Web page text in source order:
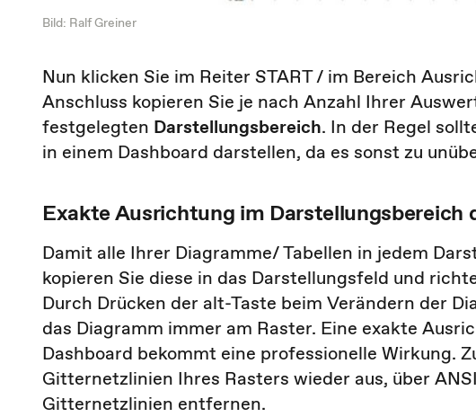
Bild: Ralf Greiner
Nun klicken Sie im Reiter START / im Bereich
Anschluss kopieren Sie je nach Anzahl Ihrer
festgelegten Darstellungsbereich. In der Regel
in einem Dashboard darstellen, da es sonst zu
Exakte Ausrichtung im Darstellungsbereich
Damit alle Ihrer Diagramme/ Tabellen in jedem
kopieren Sie diese in das Darstellungsfeld und
Durch Drücken der alt-Taste beim Verändern der
das Diagramm immer am Raster. Eine exakte
Dashboard bekommt eine professionelle Wirkung.
Gitternetzlinien Ihres Rasters wieder aus, über
Gitternetzlinien entfernen.